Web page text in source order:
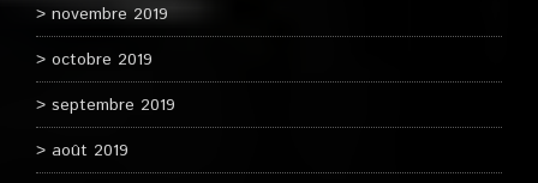
novembre 2019
octobre 2019
septembre 2019
août 2019